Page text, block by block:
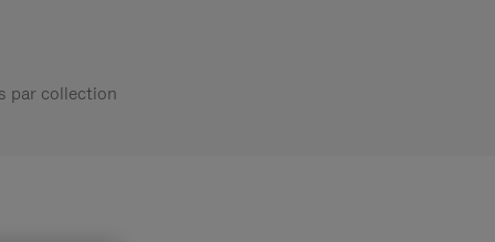
par collection